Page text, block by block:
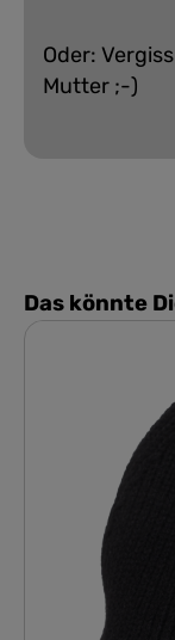
Oder:
Mutter ;-)
Das könnte